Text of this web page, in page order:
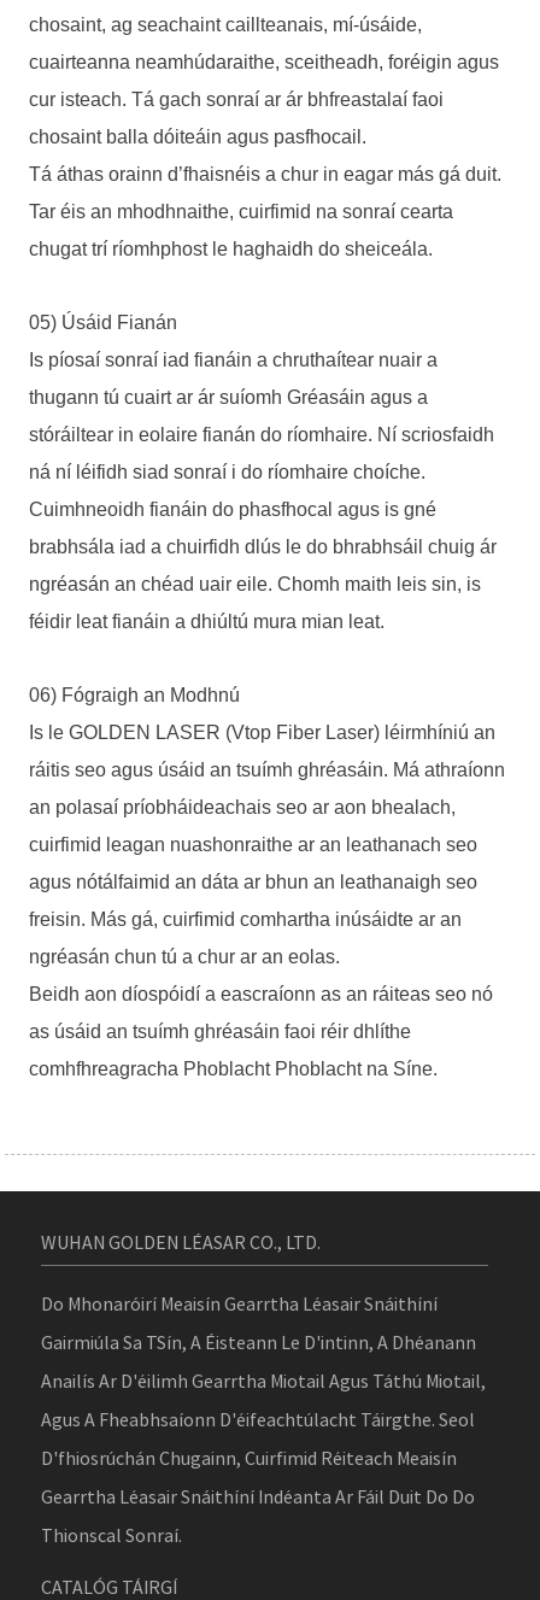
chosaint, ag seachaint caillteanais, mí-úsáide,
cuairteanna neamhúdaraithe, sceitheadh, foréigin agus
cur isteach. Tá gach sonraí ar ár bhfreastalaí faoi
chosaint balla dóiteáin agus pasfhocail.
Tá áthas orainn d’fhaisnéis a chur in eagar más gá duit.
Tar éis an mhodhnaithe, cuirfimid na sonraí cearta
chugat trí ríomhphost le haghaidh do sheiceála.
05) Úsáid Fianán
Is píosaí sonraí iad fianáin a chruthaítear nuair a
thugann tú cuairt ar ár suíomh Gréasáin agus a
stóráiltear in eolaire fianán do ríomhaire. Ní scriosfaidh
ná ní léifidh siad sonraí i do ríomhaire choíche.
Cuimhneoidh fianáin do phasfhocal agus is gné
brabhsála iad a chuirfidh dlús le do bhrabhsáil chuig ár
ngréasán an chéad uair eile. Chomh maith leis sin, is
féidir leat fianáin a dhiúltú mura mian leat.
06) Fógraigh an Modhnú
Is le GOLDEN LASER (Vtop Fiber Laser) léirmhíniú an
ráitis seo agus úsáid an tsuímh ghréasáin. Má athraíonn
an polasaí príobháideachais seo ar aon bhealach,
cuirfimid leagan nuashonraithe ar an leathanach seo
agus nótálfaimid an dáta ar bhun an leathanaigh seo
freisin. Más gá, cuirfimid comhartha inúsáidte ar an
ngréasán chun tú a chur ar an eolas.
Beidh aon díospóidí a eascraíonn as an ráiteas seo nó
as úsáid an tsuímh ghréasáin faoi réir dhlíthe
comhfhreagracha Phoblacht Phoblacht na Síne.
WUHAN GOLDEN LÉASAR CO., LTD.
Do Mhonaróirí Meaisín Gearrtha Léasair Snáithíní
Gairmiúla Sa TSín, A Éisteann Le D'intinn, A Dhéanann
Anailís Ar D'éilimh Gearrtha Miotail Agus Táthú Miotail,
Agus A Fheabhsaíonn D'éifeachtúlacht Táirgthe. Seol
D'fhiosrúchán Chugainn, Cuirfimid Réiteach Meaisín
Gearrtha Léasair Snáithíní Indéanta Ar Fáil Duit Do Do
Thionscal Sonraí.
CATALÓG TÁIRGÍ